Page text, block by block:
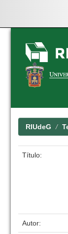
Skip
navigation
RIUdeG
Título:
Autor: